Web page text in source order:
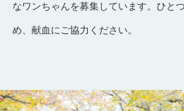
なワンちゃんを募集しています。ひと
め、献血にご協力ください。